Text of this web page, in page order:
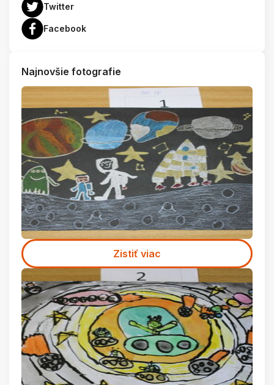
Twitter
Facebook
Najnovšie fotografie
Zistiť viac